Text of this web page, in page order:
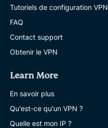
Tutoriels de configuration VPN
FAQ
Contact support
Obtenir le VPN
Learn More
En savoir plus
Qu'est-ce qu'un VPN ?
Quelle est mon IP ?